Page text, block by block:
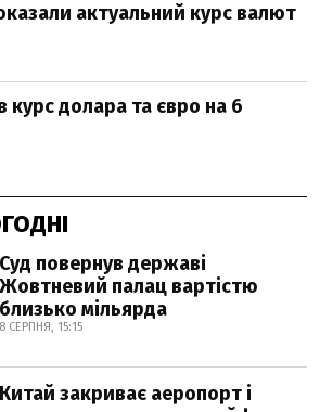
актуальний курс валют
курс долара та євро на 6
Суд повернув державі
Жовтневий палац вартістю
близько мільярда
8 СЕРПНЯ, 15:15
Китай закриває аеропорт і